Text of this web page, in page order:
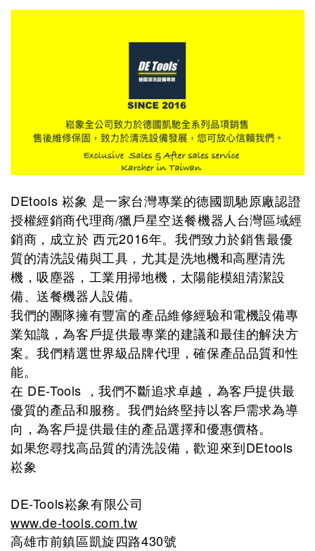
DEtools 崧象 是一家台灣專業的德國凱馳原廠認證
授權經銷商代理商/獵戶星空送餐機器人台灣區域經
銷商，成立於 西元2016年。我們致力於銷售最優
質的清洗設備與工具，尤其是洗地機和高壓清洗
機，吸塵器，工業用掃地機，太陽能模組清潔設
備、送餐機器人設備。
我們的團隊擁有豐富的產品維修經驗和電機設備專
業知識，為客戶提供最專業的建議和最佳的解決方
案。我們精選世界級品牌代理，確保產品品質和性
能。
在 DE-Tools ，我們不斷追求卓越，為客戶提供最
優質的產品和服務。我們始終堅持以客戶需求為導
向，為客戶提供最佳的產品選擇和優惠價格。
如果您尋找高品質的清洗設備，歡迎來到DEtools
崧象
DE-Tools崧象有限公司
www.de-tools.com.tw
高雄市前鎮區凱旋四路430號